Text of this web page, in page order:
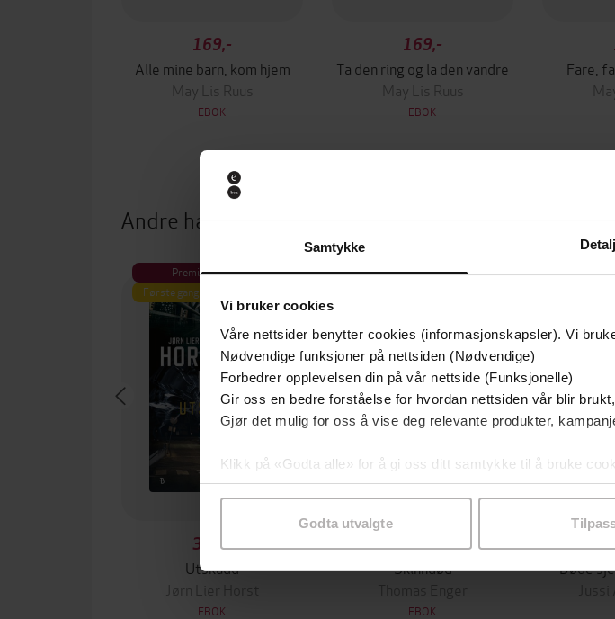
Samtykke
Vi bruker cookies
Våre nettsider benytter cookies (informasjonskapsler). Vi
Nødvendige funksjoner på nettsiden (Nødvendige)
Forbedrer opplevelsen din på vår nettside (Funksjonelle)
Gir oss en bedre forståelse for hvordan nettsiden vår blir
Gjør det mulig for oss å vise deg relevante produkter,
Klikk på «Godta alle» for å gi oss ditt samtykke til å bruke
samtykke til spesifikke formål ved å klikke på «Tilpass». Du
Godta utvalgte
169,-
Alle mine barn, kom hjem
May Lis Ruus
EBOK
169,-
Ta den ring og la den vandre
May Lis Ruus
EBOK
Fare,
Andre har også kjøpt
Premium
Første gang på tilbud
349,-
Utskudd
Jørn Lier Horst
EBOK
229,-
Skinndød
EBOK
Første
Døde